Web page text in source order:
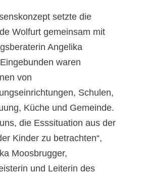
setzte die
Wolfurt gemeinsam mit
Angelika
waren
von
Schulen,
Küche und Gemeinde.
die Esssituation aus der
Kinder zu betrachten“,
Moosbrugger,
und Leiterin des